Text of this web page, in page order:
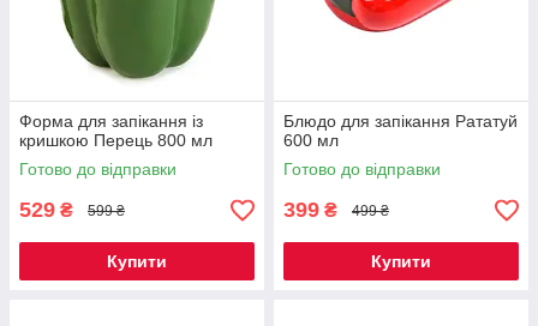
Форма для запікання із
кришкою Перець 800 мл
Готово до відправки
529 ₴ 599 ₴
Купити
Блюдо для запікання Рататуй
600 мл
Готово до відправки
399 ₴ 499 ₴
Купити